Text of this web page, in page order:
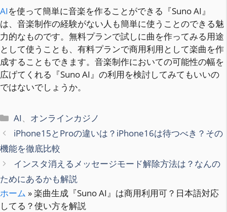
AIを使って簡単に音楽を作ることができる『Suno AI』
は、音楽制作の経験がない人も簡単に使うことのできる魅
力的なものです。無料プランで試しに曲を作ってみる用途
として使うことも、有料プランで商用利用として楽曲を作
成することもできます。音楽制作においての可能性の幅を
広げてくれる『Suno AI』の利用を検討してみてもいいの
ではないでしょうか。
カ
テ
ゴ
リ
ー
AI、 オンラインカジノ
iPhone15とProの違いは？iPhone16は待つべき？その
機能を徹底比較
インスタ消えるメッセージモード解除方法は？なんの
ためにあるかも解説
ホーム »楽曲生成『Suno AI』は商用利用可？日本語対応
してる？使い方を解説